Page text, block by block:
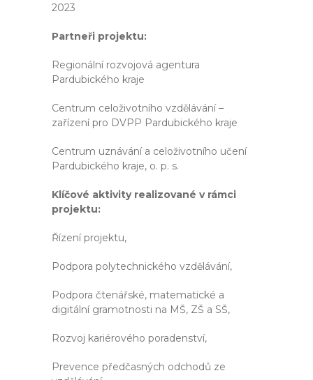
2023
Partneři projektu:
Regionální rozvojová agentura
Pardubického kraje
Centrum celoživotního vzdělávání –
zařízení pro DVPP Pardubického kraje
Centrum uznávání a celoživotního učení
Pardubického kraje, o. p. s.
Klíčové aktivity realizované v rámci
projektu:
Řízení projektu,
Podpora polytechnického vzdělávání,
Podpora čtenářské, matematické a
digitální gramotnosti na MŠ, ZŠ a SŠ,
Rozvoj kariérového poradenství,
Prevence předčasných odchodů ze